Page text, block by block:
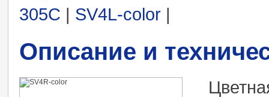
305C | SV4L-color |
Описание и